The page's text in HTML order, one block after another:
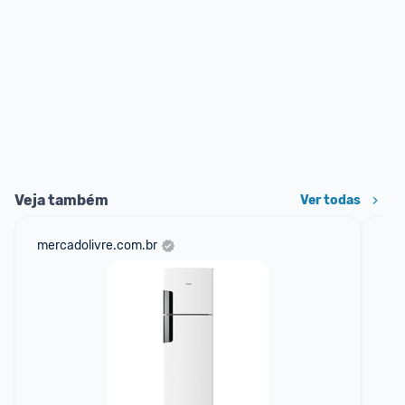
Veja também Ver todas
mercadolivre.com.br